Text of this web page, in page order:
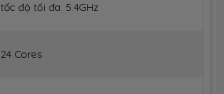
tốc độ tối đa: 5.4GHz
24 Cores